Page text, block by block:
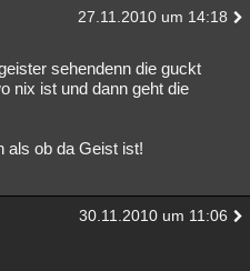
27.11.2010 um 14:18
sehendenn die guckt
nix ist und dann geht die
als ob da Geist ist!
30.11.2010 um 11:06